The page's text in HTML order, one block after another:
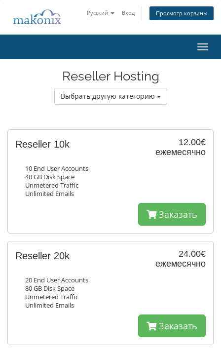
Русский Вход Просмотр корзины
Reseller Hosting
Выбрать другую категорию
12.00€
ежемесячно
Reseller 10k
10 End User Accounts
40 GB Disk Space
Unmetered Traffic
Unlimited Emails
Заказать
24.00€
ежемесячно
Reseller 20k
20 End User Accounts
80 GB Disk Space
Unmetered Traffic
Unlimited Emails
Заказать